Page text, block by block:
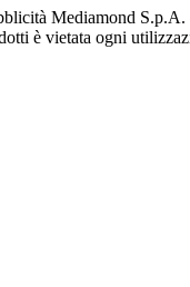
Mediamond
è vietata ogni